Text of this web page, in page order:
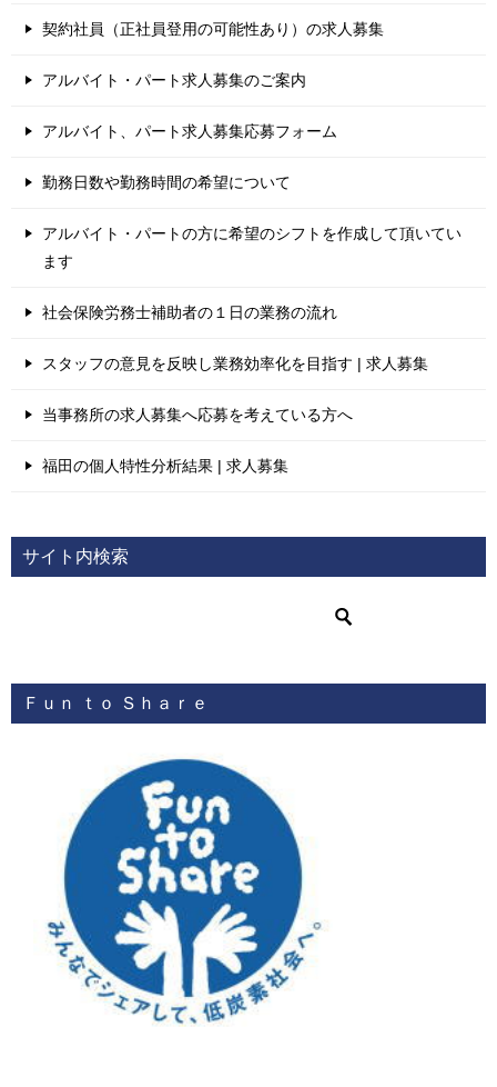
契約社員（正社員登用の可能性あり）の求人募集
アルバイト・パート求人募集のご案内
アルバイト、パート求人募集応募フォーム
勤務日数や勤務時間の希望について
アルバイト・パートの方に希望のシフトを作成して頂いてい
ます
社会保険労務士補助者の１日の業務の流れ
スタッフの意見を反映し業務効率化を目指す | 求人募集
当事務所の求人募集へ応募を考えている方へ
福田の個人特性分析結果 | 求人募集
サイト内検索
Ｆｕｎ ｔｏ Ｓｈａｒｅ